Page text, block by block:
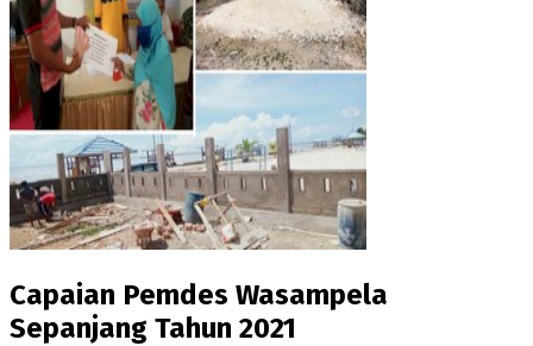
Capaian Pemdes Wasampela
Sepanjang Tahun 2021